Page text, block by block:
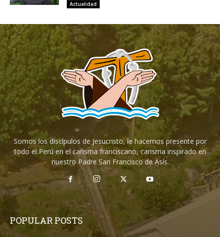
Actualidad
Somos los discípulos de Jesucristo, le hacemos presente por
todo el Perú en el carisma franciscano, carisma inspirado en
nuestro Padre San Francisco de Asís.
POPULAR POSTS